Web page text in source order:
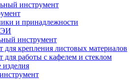
инструмент
и принадлежности
ЭИ
инструмент
для крепления листовых материалов
для работы с кафелем и стеклом